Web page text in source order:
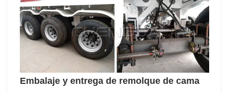
Embalaje y entrega de remolque de cama